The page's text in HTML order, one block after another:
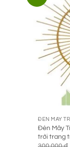
ĐÈN MÂY
Đèn Mây
trời trang